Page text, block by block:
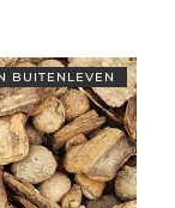
BUITENLEVEN